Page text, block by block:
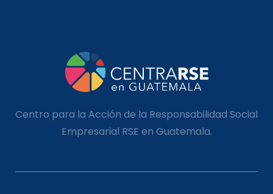
Centro para la Acción de la Responsabilidad Social
Empresarial RSE en Guatemala.